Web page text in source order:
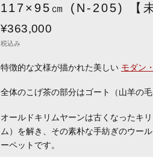
117×95㎝ (N-205) 【未
¥363,000
税込み
特徴的な文様が描かれた美しい モダン
全体のこげ茶の部分はゴート（山羊の毛
オールドキリムヤーンは古くなったキ
ム）を解き、その素朴な手紡ぎのウー
ーペットです。